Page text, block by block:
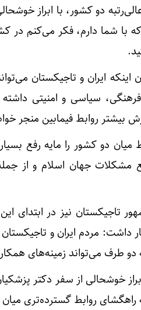
دو کشور، با ابراز
شما دارم، فکر می‌کنم در
اینکه ایران و تاجیکستان
سیاسی و امنیتی
بیشتر روابط فیمابین منجر
میان دو کشور را مایه رفع
مشکلات جهان اسلام و از
تاجیکستان نیز در ابتدای
مردم ایران و تاجیکستان
طرف می‌تواند زمینه‌های
خوشحالی از سفر دکتر
راهگشای روابط گسترده‌تری